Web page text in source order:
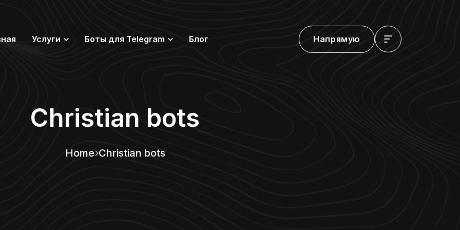
Услуги Боты для Telegram Блог Напрямую
Christian bots
Home Christian bots